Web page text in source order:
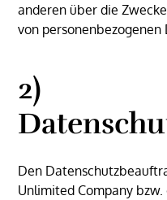
anderen über die
von personenbezogenen
2)
Den
Unlimited Company